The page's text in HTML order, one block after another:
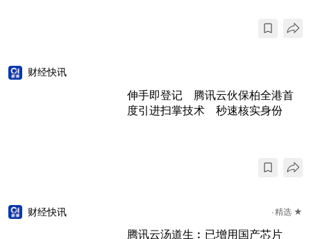
财经快讯
伸手即登记 腾讯云伙保柏全港首
度引进扫掌技术 秒速核实身份
财经快讯 精选 ★
腾讯云汤道生︰已增用国产芯片